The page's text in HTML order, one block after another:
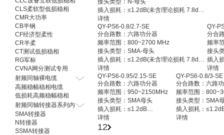
CLS柔软型低损稳相
CMR大功率
CB半钢
CF经济型柔性
CR半柔
CT测试低损稳相
RG军标
CVNA网分测试专用
射频同轴裸电缆
高频稳幅稳相电缆
低损耗高频稳幅稳相
射频同轴转接器系列内
SMA转接器
N转接器
SSMA转接器
相位平衡：±5°
表面处理：黑色烤漆
接头类型：N-母头
插入损耗：≤1.2dB(未含理论损耗 7.8dB)
合路端驻波：Typ.1.25/Max.1.40
分配端驻波：Typ.1.15/Max.1.20
隔离度：≥20dB
幅度平衡：±0.6dB
相位平衡：±6°
表面处理：喷砂本导
详情
QY-PS6-0.8/2.7-SE
分合路数：六路功分器
频率范围：800~2700 MHz
接头类型：SMA-母头
插入损耗：≤1.2dB(未含理论损耗 7.8dB)
合路端驻波：Typ.1.16/Max.1.35
分配端驻波：Typ.1.11/Max.1.25
幅度平衡：±0.5dB
相位平衡：±5°
隔离度：≥20dB
表面处理：喷砂本导
详情
QY-
分合
频率
接头
插入
合路
分配
隔离
幅度
相位
表面
详情
QY-PS6-0.95/2.15-SE
分合路数：六路功分器
频率范围：950~2150MHz
接头类型：SMA母头
插入损耗：≤1.2dB
合路端驻波：≤1.16
分配端驻波：≤1.11
详情
QY-PS6-0.8/3-SE
分合路数：六路
频率范围：
接头类型：SMA
插入损耗：
合路端驻波：
详情
12